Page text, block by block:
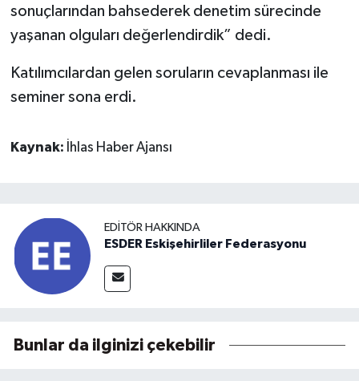
sonuçlarından bahsederek denetim sürecinde
yaşanan olguları değerlendirdik” dedi.
Katılımcılardan gelen soruların cevaplanması ile
seminer sona erdi.
Kaynak: İhlas Haber Ajansı
EDITÖR HAKKINDA
ESDER Eskişehirliler Federasyonu
Bunlar da ilginizi çekebilir